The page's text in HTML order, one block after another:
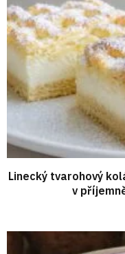
Linecký tvarohový
v